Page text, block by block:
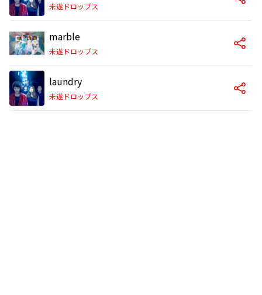
未遂ドロップス
marble
未遂ドロップス
laundry
未遂ドロップス